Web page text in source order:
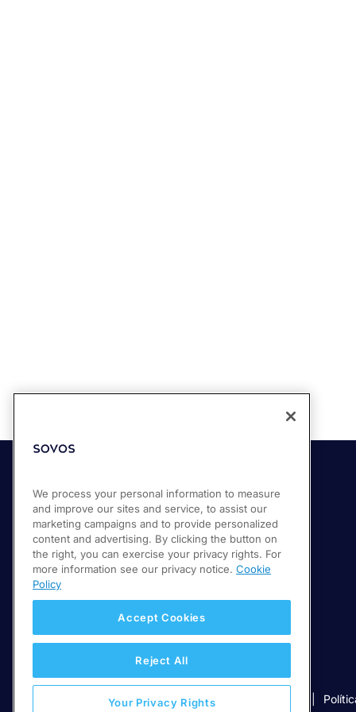
Soluções
Compliance Cloud
Conformidade no faturamento eletrônico
Relatórios fiscais e de IVA
© 2026 Sovos Compliance, LLC.
We process your personal information to measure
and improve our sites and service, to assist our
marketing campaigns and to provide personalized
content and advertising. By clicking the button on
the right, you can exercise your privacy rights. For
more information see our privacy notice. Cookie
Policy
Accept Cookies
Reject All
Your Privacy Rights